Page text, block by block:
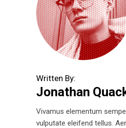
Written By:
Jonathan
Vivamus elementum
vulputate eleifend tellus.